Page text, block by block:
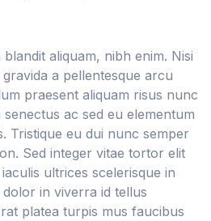
aliquam, nibh enim. Nisi
a pellentesque arcu
praesent aliquam risus nunc
ac sed eu elementum
Tristique eu dui nunc semper
Sed integer vitae tortor elit
ultrices scelerisque in
dolor in viverra id tellus
platea turpis mus faucibus